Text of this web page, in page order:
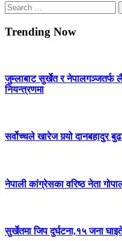
Search
for:
Trending Now
जुम्लाबाट सुर्खेत र नेपालगञ्जतर्फ
नियन्त्रणमा
सर्वोच्चले खारेज गर्‍यो दानबहादुर
नेपाली कांग्रेसका वरिष्ठ नेता
सुर्खेतमा जिप दुर्घटना,१५ जना